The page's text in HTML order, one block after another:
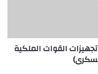
القوات الملكية